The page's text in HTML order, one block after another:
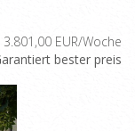
EUR/Woche
bester preis